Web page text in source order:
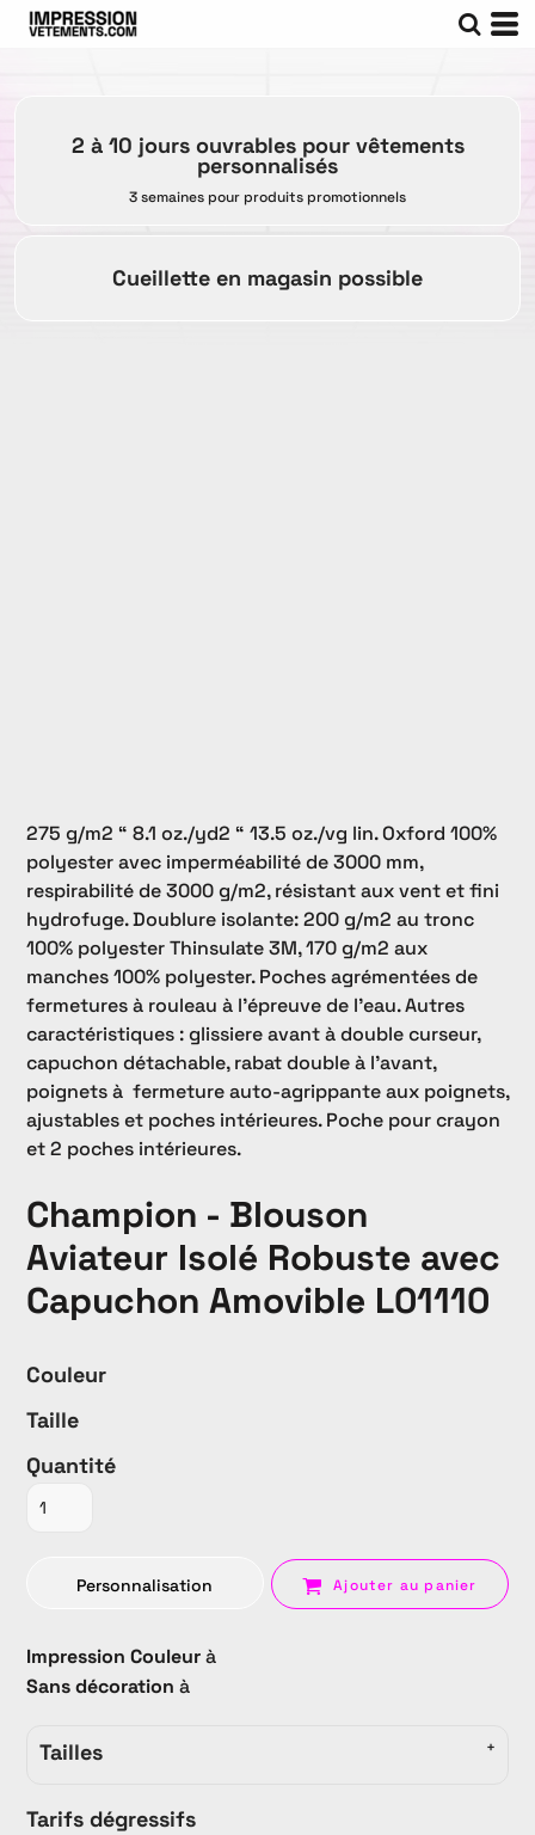
2 à 10 jours ouvrables pour vêtements
personnalisés
3 semaines pour produits promotionnels
Cueillette en magasin possible
275 g/m2 “ 8.1 oz./yd2 “ 13.5 oz./vg lin. Oxford 100%
polyester avec imperméabilité de 3000 mm,
respirabilité de 3000 g/m2, résistant aux vent et fini
hydrofuge. Doublure isolante: 200 g/m2 au tronc
100% polyester Thinsulate 3M, 170 g/m2 aux
manches 100% polyester. Poches agrémentées de
fermetures à rouleau à l'épreuve de l'eau. Autres
caractéristiques : glissiere avant à double curseur,
capuchon détachable, rabat double à l'avant,
poignets à fermeture auto-agrippante aux poignets,
ajustables et poches intérieures. Poche pour crayon
et 2 poches intérieures.
Champion - Blouson
Aviateur Isolé Robuste avec
Capuchon Amovible L01110
Couleur
Taille
Quantité
Personnalisation Ajouter au panier
Impression Couleurà
Sans décoration à
Tailles
Tarifs dégressifs